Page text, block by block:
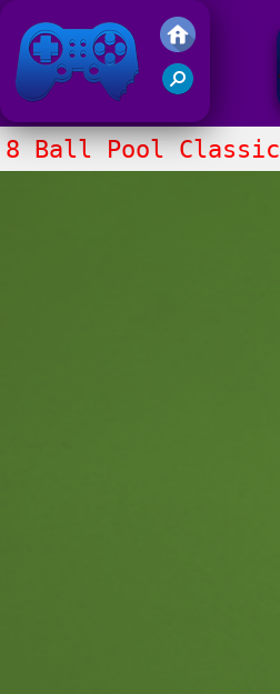
Juegos Friv 2020
8 Ball Pool Classic